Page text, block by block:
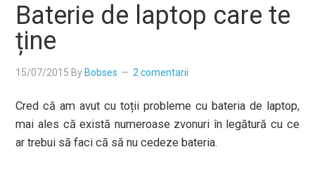
Baterie de laptop care te
ține
15/07/2015 By Bobses 2 comentarii
Cred că am avut cu toții probleme cu bateria de laptop,
mai ales că există numeroase zvonuri în legătură cu ce
ar trebui să faci că să nu cedeze bateria.